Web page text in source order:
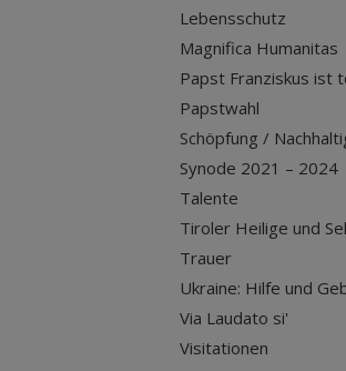
Lebensschutz
Magnifica Humanitas
Papst Franziskus ist
Papstwahl
Schöpfung /
Synode 2021 – 2024
Talente
Tiroler Heilige und
Trauer
Ukraine: Hilfe und
Via Laudato si'
Visitationen